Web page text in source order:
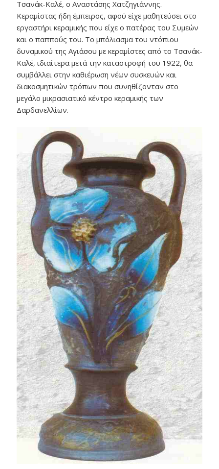
Τσανάκ-Καλέ, ο Αναστάσης Χατζηγιάννης.
Κεραμίστας ήδη έμπειρος, αφού είχε μαθητεύσει στο
εργαστήρι κεραμικής που είχε ο πατέρας του Συμεών
και ο παππούς του. Το μπόλιασμα του ντόπιου
δυναμικού της Αγιάσου με κεραμίστες από το Τσανάκ-
Καλέ, ιδιαίτερα μετά την καταστροφή του 1922, θα
συμβάλλει στην καθιέρωση νέων συσκευών και
διακοσμητικών τρόπων που συνηθίζονταν στο
μεγάλο μικρασιατικό κέντρο κεραμικής των
Δαρδανελλίων.